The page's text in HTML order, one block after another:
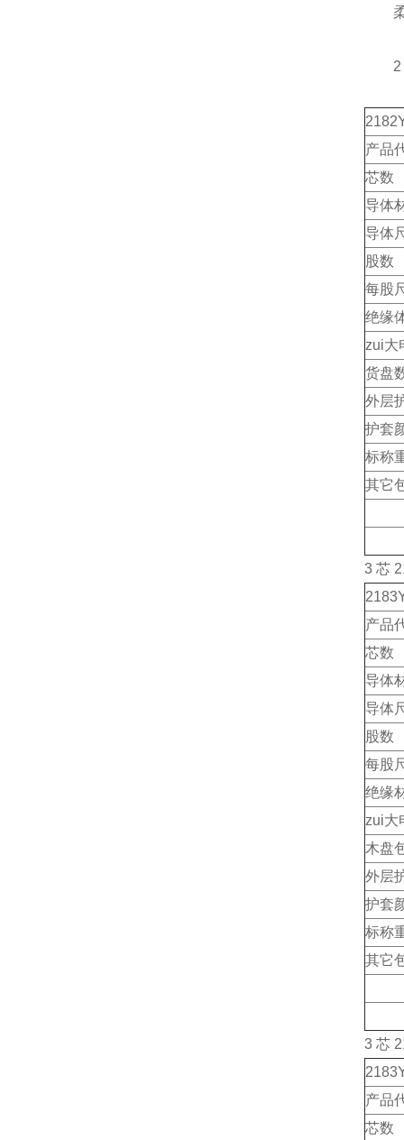
柔
2
产品
芯数
导体
导体
股数
每股
绝缘
zui大
货盘
外层
护套
标称
其它
3 芯
产品
芯数
导体
导体
股数
每股
绝缘
zui大
木盘
外层
护套
标称
其它
3 芯
产品
芯数